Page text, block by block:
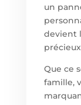
un
devient
Que ce
famille,